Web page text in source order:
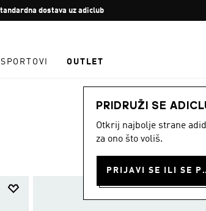
Zaustavi
rotaciju
Besplatan povrat
SPORTOVI OUTLET
PRIDRUŽI SE
Otkrij najbolje strane
za ono što voliš.
PRIJAVI